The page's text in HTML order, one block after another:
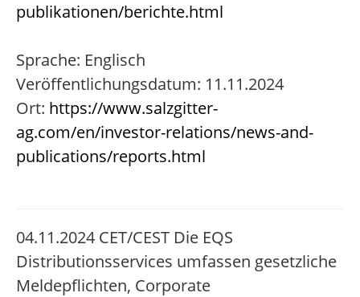
publikationen/berichte.html
Sprache: Englisch
Veröffentlichungsdatum: 11.11.2024
Ort: https://www.salzgitter-
ag.com/en/investor-relations/news-and-
publications/reports.html
04.11.2024 CET/CEST Die EQS
Distributionsservices umfassen gesetzliche
Meldepflichten, Corporate